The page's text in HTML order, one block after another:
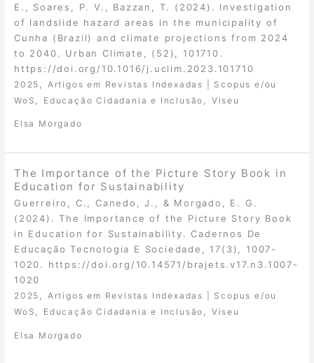
E., Soares, P. V., Bazzan, T. (2024). Investigation
of landslide hazard areas in the municipality of
Cunha (Brazil) and climate projections from 2024
to 2040. Urban Climate, (52), 101710.
https://doi.org/10.1016/j.uclim.2023.101710
2025
Artigos em Revistas Indexadas | Scopus e/ou
WoS
Educação Cidadania e Inclusão Viseu
Elsa Morgado
The Importance of the Picture Story Book in
Education for Sustainability
Guerreiro, C., Canedo, J., & Morgado, E. G.
(2024). The Importance of the Picture Story Book
in Education for Sustainability. Cadernos De
Educação Tecnologia E Sociedade, 17(3), 1007-
1020. https://doi.org/10.14571/brajets.v17.n3.1007-
1020
2025 , Artigos em Revistas Indexadas | Scopus e/ou
WoS , Educação Cidadania e Inclusão , Viseu
Elsa Morgado